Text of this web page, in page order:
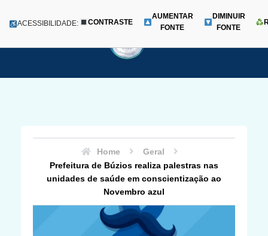
para
Menu
ACESSIBILIDADE: CONTRASTE
AUMENTAR
FONTE
DIMINUIR
FONTE
Home
Geral
Prefeitura de Búzios realiza palestras nas
unidades de saúde em conscientização ao
Novembro azul